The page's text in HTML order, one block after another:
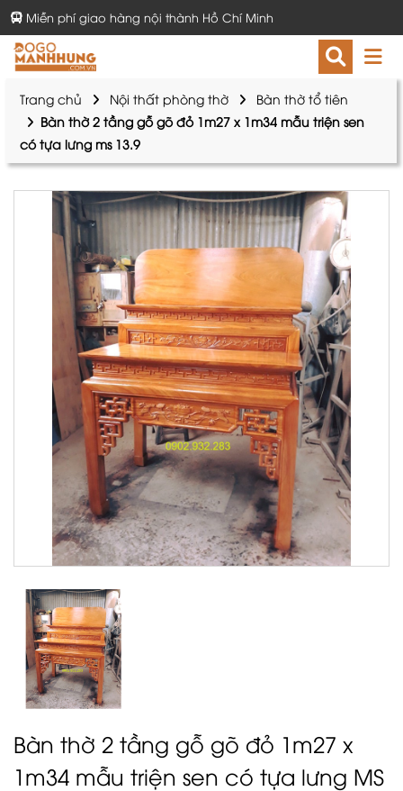
Miễn phí giao hàng nội thành Hồ Chí Minh
Trang chủ Nội thất phòng thờ
Bàn thờ tổ tiên
Bàn thờ 2 tầng gỗ gõ đỏ 1m27 x 1m34 mẫu triện sen
có tựa lưng ms 13.9
Bàn thờ 2 tầng gỗ gõ đỏ 1m27 x
1m34 mẫu triện sen có tựa lưng MS